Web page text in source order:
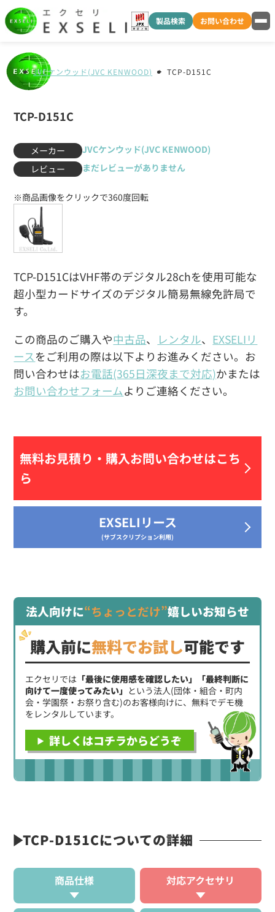
製品検索 お問い合わせ
JVCケンウッド(JVC KENWOOD) TCP-D151C
TCP-D151C
メーカー
JVCケンウッド(JVC KENWOOD)
レビュー
まだレビューがありません
TCP-D151CはVHF帯のデジタル28chを使用可能な
超小型カードサイズのデジタル簡易無線免許局で
す。
この商品のご購入や中古品、 レンタル、 EXSELIリ
ース をご利用の際は以下よりお進みください。お
問い合わせはお電話(365日深夜まで対応)かまたは
お問い合わせフォームよりご連絡ください。
無料お見積り・ 購入お問い合わせはこち
ら
EXSELIリース
(サブスクリプション利用)
※商品画像をクリックで360度回転
法人向けに“ちょっとだけ”嬉しいお知らせ
購入前に無料でお試し可能です
エクセリでは 「最後に使用感を確認したい」「最終判断に
向けて一度使ってみたい」 という法人(団体・組合・町内
会・学園祭・お祭り含む)のお客様向けに、無料でデモ機
をレンタルしています。
詳しくはコチラからどうぞ
TCP-D151Cについての詳細
商品仕様 対応アクセサリ